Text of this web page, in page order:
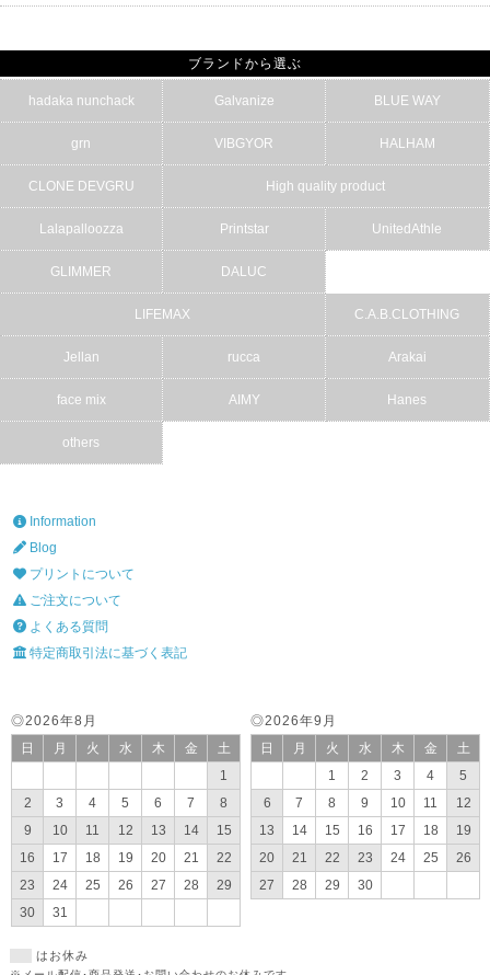
ブランドから選ぶ
hadaka nunchack Galvanize BLUE WAY
grn VIBGYOR HALHAM
CLONE DEVGRU High quality product
Lalapalloozza Printstar UnitedAthle
GLIMMER DALUC
LIFEMAX C.A.B.CLOTHING
Jellan rucca Arakai
face mix AIMY Hanes
others
Information
Blog
プリントについて
ご注文について
よくある質問
特定商取引法に基づく表記
◎2026年9月
日
月 火 水 木 金
土
1
2 3 4
5
6
7 8 9 10 11
12
13
14 15 16 17 18
19
20
21 22 23 24 25
26
27
28 29 30
◎2026年8月
日
月 火 水 木 金
土
1
2
3 4 5 6 7
8
9
10 11 12 13 14
15
16
17 18 19 20 21
22
23
24 25 26 27 28
29
30
31
はお休み